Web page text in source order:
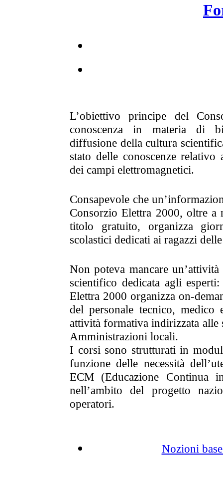
L’obiettivo principe del
conoscenza in materia di
diffusione della cultura
stato delle conoscenze relativo
dei campi elettromagnetici.
Consapevole che
Consorzio Elettra 2000, oltre a
titolo gratuito, organizza
scolastici dedicati ai ragazzi
Non poteva mancare
scientifico dedicata agli
Elettra 2000 organizza on-
del personale tecnico,
attività formativa indirizzata
Amministrazioni locali.
I corsi sono strutturati in
funzione delle necessità
ECM (Educazione Continua
nell’ambito del progetto
operatori.
Nozioni